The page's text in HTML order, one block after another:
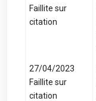
Faillite sur
citation
27/04/2023
Faillite sur
citation